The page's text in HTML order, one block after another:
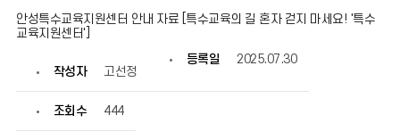
안성특수교육지원센터 안내 자료 [특수교육의 길 혼자 걷지 마세요! '특수
교육지원센터']
작성자 고선정
등록일 2025.07.30
조회수 444